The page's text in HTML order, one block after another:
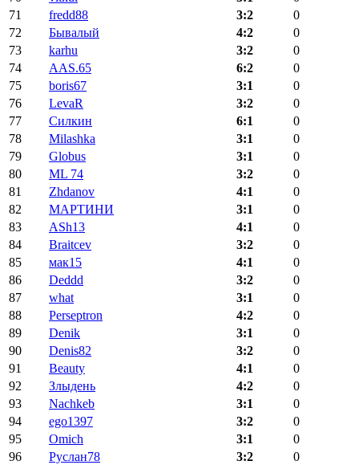
71
fredd88 3:2
0
72
Бывалый 4:2
0
73
karhu 3:2
0
74
AAS.65 6:2
0
75
boris67 3:1
0
76
LevaR 3:2
0
77
Силкин 6:1
0
78
Milashka 3:1
0
79
Globus 3:1
0
80
ML 74 3:2
0
81
Zhdanov 4:1
0
82
МАРТИНИ 3:1
0
83
ASh13 4:1
0
84
Braitcev 3:2
0
85
мак15 4:1
0
86
Deddd 3:2
0
87
what 3:1
0
88
Perseptron 4:2
0
89
Denik 3:1
0
90
Denis82 3:2
0
91
Beauty 4:1
0
92
Злыдень 4:2
0
93
Nachkeb 3:1
0
94
ego1397 3:2
0
95
Omich 3:1
0
96
Руслан78 3:2
0